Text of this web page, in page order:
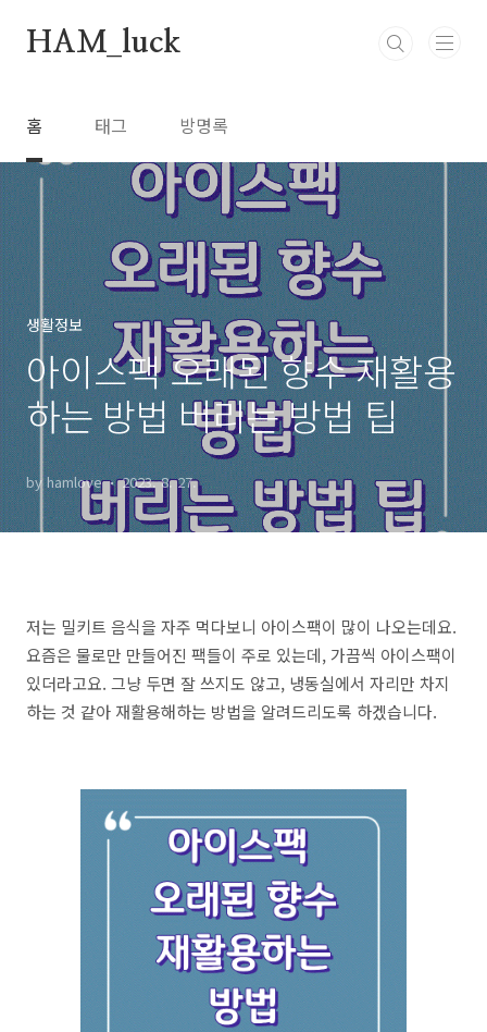
HAM_luck
홈 태그 방명록
생활정보
아이스팩 오래된 향수 재활용
하는 방법 버리는 방법 팁
by hamlove 2023. 8. 27.
저는 밀키트 음식을 자주 먹다보니 아이스팩이 많이 나오는데요.
요즘은 물로만 만들어진 팩들이 주로 있는데, 가끔씩 아이스팩이
있더라고요. 그냥 두면 잘 쓰지도 않고, 냉동실에서 자리만 차지
하는 것 같아 재활용해하는 방법을 알려드리도록 하겠습니다.